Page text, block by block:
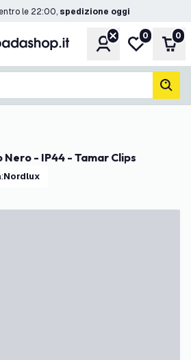
le 22:00, spedizione oggi
Account
Lista
0 0
Nero - IP44 - Tamar Clips
: Nordlux